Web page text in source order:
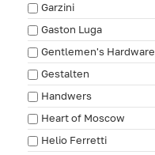
Garzini
Gaston Luga
Gentlemen's Hardware
Gestalten
Handwers
Heart of Moscow
Helio Ferretti